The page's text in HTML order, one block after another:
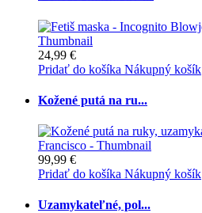
24,99 €
Pridať do košíka Nákupný košík
Kožené putá na ru...
99,99 €
Pridať do košíka Nákupný košík
Uzamykateľné, pol...